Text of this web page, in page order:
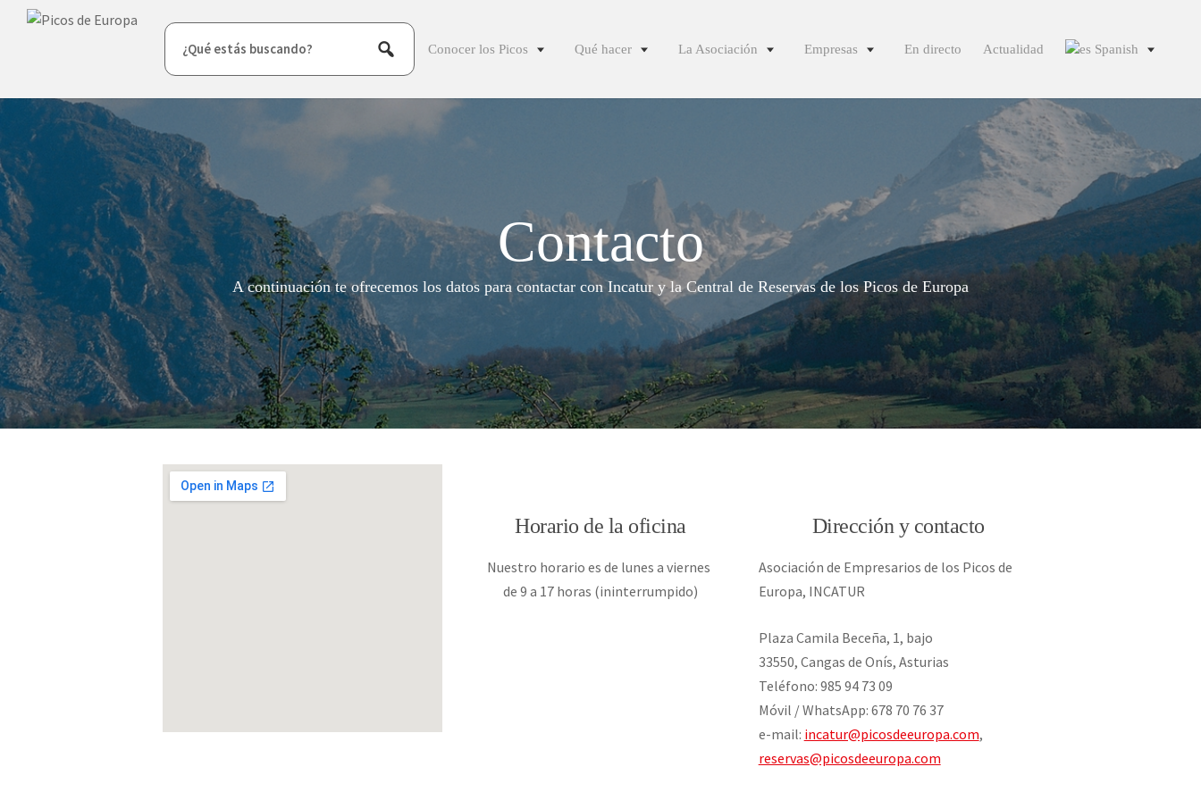
¿Qué estás buscando? Conocer los Picos Qué hacer La Asociación Empresas En directo Actualidad Spanish
English
French
German
Italian
Portuguese
Spanish
Contacto
A continuación te ofrecemos los datos para contactar con Incatur y la Central de Reservas de los Picos de Europa
Horario de la oficina
Nuestro horario es de lunes a viernes
de 9 a 17 horas (ininterrumpido)
Dirección y contacto
Asociación de Empresarios de los Picos de
Europa, INCATUR
Plaza Camila Beceña, 1, bajo
33550, Cangas de Onís, Asturias
Teléfono: 985 94 73 09
Móvil / WhatsApp: 678 70 76 37
e-mail: incatur@picosdeeuropa.com,
reservas@picosdeeuropa.com